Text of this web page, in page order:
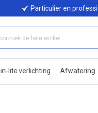
Particulier en
in-lite verlichting Afwatering